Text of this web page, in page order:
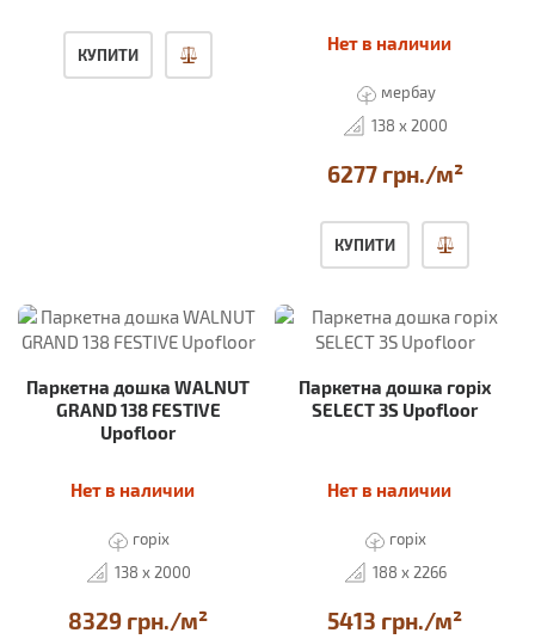
КУПИТИ
Нет в наличии
мербау
138 x 2000
6277 грн./м²
КУПИТИ
Паркетна дошка WALNUT
GRAND 138 FESTIVE
Upofloor
Нет в наличии
горіх
138 x 2000
8329 грн./м²
Паркетна дошка горіх
SELECT 3S Upofloor
Нет в наличии
горіх
188 x 2266
5413 грн./м²